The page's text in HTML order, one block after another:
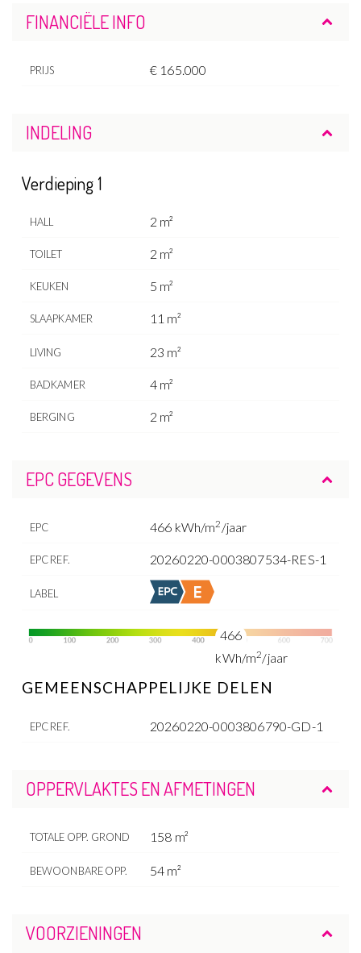
FINANCIËLE INFO
PRIJS € 165.000
INDELING
Verdieping 1
HALL 2 m²
TOILET 2 m²
KEUKEN 5 m²
SLAAPKAMER 11 m²
LIVING 23 m²
BADKAMER 4 m²
BERGING 2 m²
EPC GEGEVENS
EPC 466 kWh/m2 /jaar
EPC REF. 20260220-0003807534-RES-1
LABEL
466
kWh/m2/jaar
GEMEENSCHAPPELIJKE DELEN
EPC REF. 20260220-0003806790-GD-1
OPPERVLAKTES EN AFMETINGEN
TOTALE OPP. GROND 158 m²
BEWOONBARE OPP. 54 m²
VOORZIENINGEN